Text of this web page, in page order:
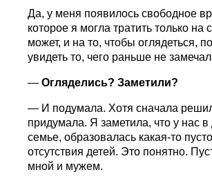
Да, у меня появилось свободное
которое я могла тратить только на
может, и на то, чтобы оглядеться,
увидеть то, чего раньше не
—Огляделись? Заметили?
— И подумала. Хотя сначала
придумала. Я заметила, что у нас
семье, образовалась какая-то
отсутствия детей. Это понятно.
мной и мужем.